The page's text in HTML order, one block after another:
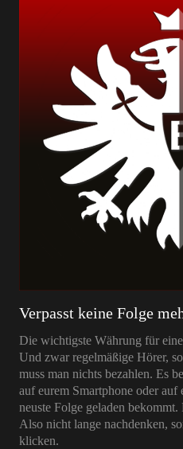
Verpasst keine Folge
Die wichtigste Währung für
Und zwar regelmäßige Hörer,
muss man nichts bezahlen. Es
auf eurem Smartphone oder auf
neuste Folge geladen
Also nicht lange nachdenken,
klicken.